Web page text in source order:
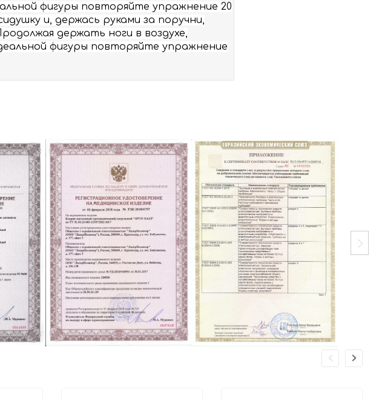
фигуры повторяйте упражнение 20
и, держась руками за поручни,
держать ноги в воздухе,
фигуры повторяйте упражнение